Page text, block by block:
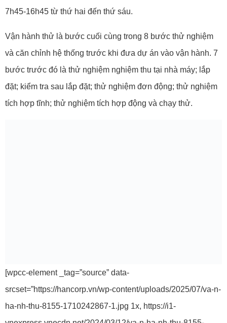
7h45-16h45 từ thứ hai đến thứ sáu.
Vận hành thử là bước cuối cùng trong 8 bước thử nghiệm
và căn chỉnh hệ thống trước khi đưa dự án vào vận hành. 7
bước trước đó là thử nghiệm nghiệm thu tại nhà máy; lắp
đặt; kiểm tra sau lắp đặt; thử nghiệm đơn động; thử nghiệm
tích hợp tĩnh; thử nghiệm tích hợp động và chạy thử.
[wpcc-element _tag=”source” data-
srcset=”https://hancorp.vn/wp-content/uploads/2025/07/va-n-
ha-nh-thu-8155-1710242867-1.jpg 1x, https://i1-